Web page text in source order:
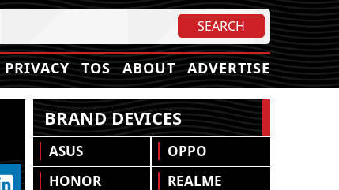
PRIVACY TOS ABOUT ADVERTISE
BRAND DEVICES
ASUS
HONOR
OPPO
REALME